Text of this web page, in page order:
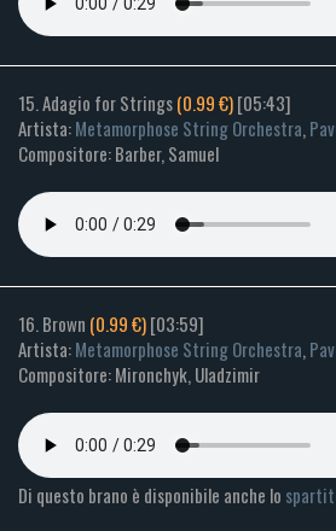
15. Adagio for Strings(0.99 €)[05:43]
Artista:Metamorphose String Orchestra,
Compositore: Barber, Samuel
16. Brown (0.99 €)[03:59]
Artista:Metamorphose String Orchestra,
Compositore: Mironchyk, Uladzimir
Di questo brano è disponibile anche lo